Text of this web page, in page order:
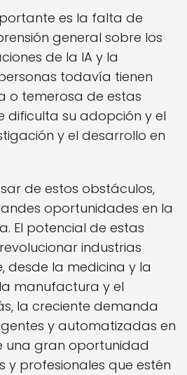
es la falta de
general sobre los
de la IA y la
todavía tienen
o temerosa de estas
dificulta su adopción y el
y el desarrollo en
de estos obstáculos,
oportunidades en la
El potencial de estas
industrias
desde la medicina y la
manufactura y el
la creciente demanda
y automatizadas en
una gran oportunidad
y profesionales que estén